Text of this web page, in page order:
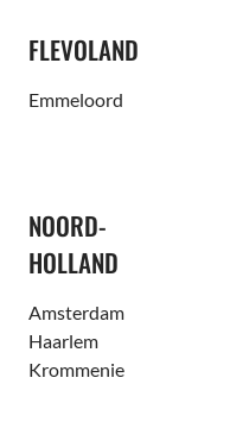
FLEVOLAND
Emmeloord
NOORD-
HOLLAND
Amsterdam
Haarlem
Krommenie